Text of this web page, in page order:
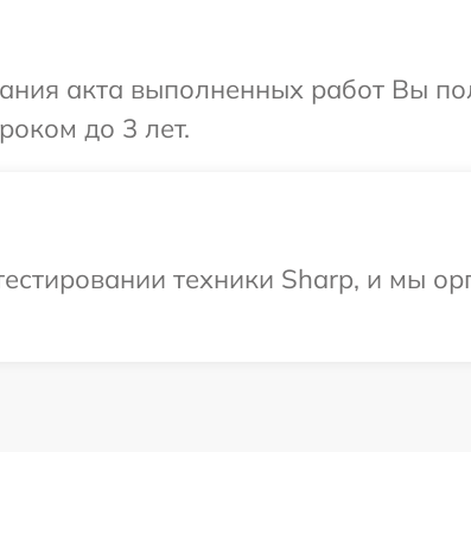
акта выполненных работ Вы
до 3 лет.
техники Sharp, и мы